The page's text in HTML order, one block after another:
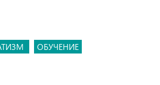
ОБУЧЕНИЕ